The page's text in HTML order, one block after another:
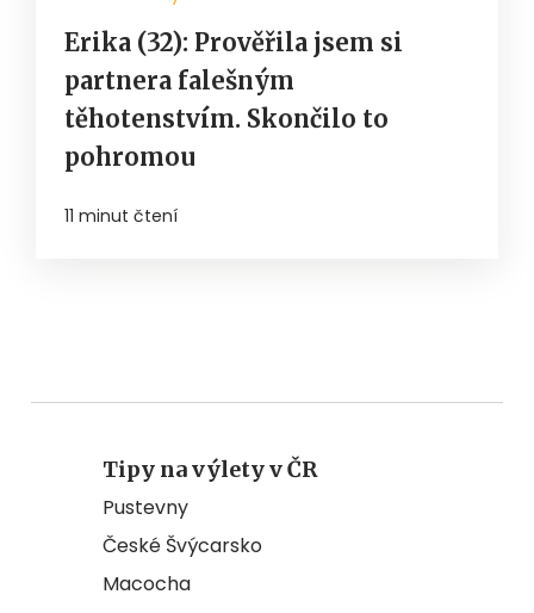
Erika (32): Prověřila jsem si
partnera falešným
těhotenstvím. Skončilo to
pohromou
11 minut čtení
Tipy na výlety v ČR
Pustevny
České Švýcarsko
Macocha